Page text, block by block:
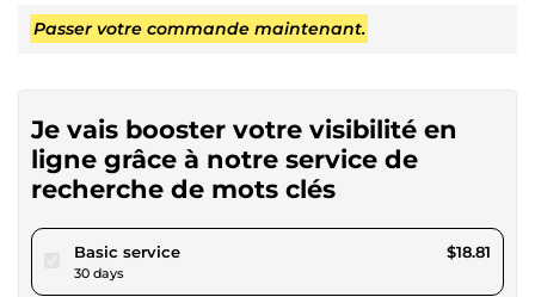
Passer votre commande maintenant.
Je vais booster votre visibilité en
ligne grâce à notre service de
recherche de mots clés
Basic servicepour $17.33
30 days
$18.81